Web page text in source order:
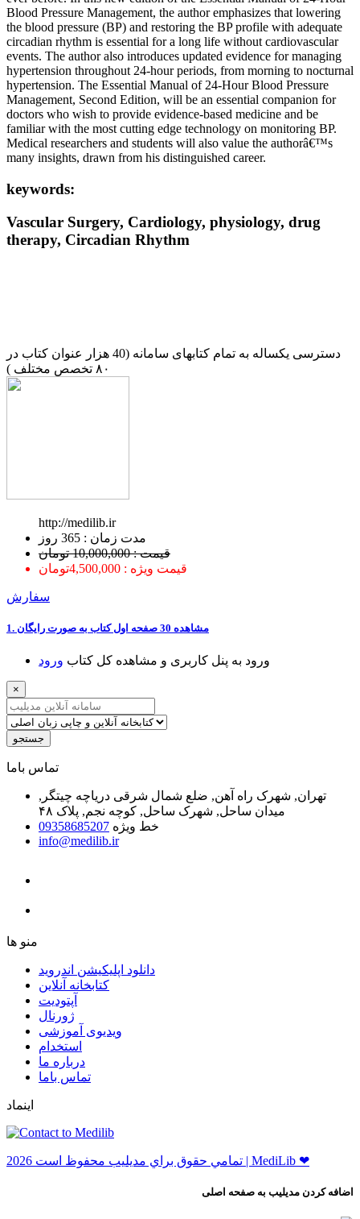
Blood Pressure Management, the author emphasizes that lowering
the blood pressure (BP) and restoring the BP profile with adequate
circadian rhythm is essential for a long life without cardiovascular
events. The author also introduces updated evidence for managing
hypertension throughout 24-hour periods, from morning to nocturnal
hypertension. The Essential Manual of 24-Hour Blood Pressure
Management, Second Edition, will be an essential companion for
doctors who wish to provide evidence-based medicine and be
familiar with the most cutting edge technology on monitoring BP.
Medical researchers and students will also value the authorâ€™s
many insights, drawn from his distinguished career.
keywords:
Vascular Surgery, Cardiology, physiology, drug
therapy, Circadian Rhythm
دسترسی یکساله به تمام کتابهای سامانه (40 هزار عنوان کتاب در
۸۰ تخصص مختلف )
http://medilib.ir
ﻣﺪﺕ ﺯﻣﺎﻥ : 365 ﺭﻭﺯ
قیمت : 10,000,000 تومان
قیمت ویژه : 4,500,000تومان
سفارش
1. ﻣﺸﺎﻫﺪﻩ 30 ﺻﻔﺤﻪ اﻭﻝ ﮐﺘﺎﺏ ﺑﻪ ﺻﻮﺭﺕ ﺭاﯾﮕﺎﻥ
ﻭﺭﻭﺩ ﺑﻪ ﭘﻨﻞ ﮐﺎﺭﺑﺮﯼ ﻭ ﻣﺸﺎﻫﺪﻩ ﮐﻞ ﮐﺘﺎﺏ ﻭﺭﻭﺩ
×
جستجو
ﺗﻤﺎﺱ ﺑﺎﻣﺎ
تهران, شهرک راه آهن, ضلع شمال شرقی دریاچه چیتگر,
میدان ساحل, شهرک ساحل, کوچه نجم, پلاک ۴۸
خط ویژه 09358685207
info@medilib.ir
ﻣﻨﻮ ﻫﺎ
دانلود اپلیکیشن اندروید
ﮐﺘﺎﺑﺨﺎﻧﻪ ﺁﻧﻼﯾﻦ
ﺁﭘﺘﻮﺩﯾﺖ
ﮊﻭﺭﻧﺎﻝ
ویدیوی آموزشی
استخدام
درباره ما
ﺗﻤﺎﺱ ﺑﺎﻣﺎ
اینماد
ﺗﻤﺎﻣﻲ ﺣﻘﻮﻕ ﺑﺮاﻱ ﻣﺪﻳﻠﻴﺐ ﻣﺤﻔﻮﻅ اﺳﺖ 2026 | MediLib ❤
اضافه کردن مدیلیب به صفحه اصلی